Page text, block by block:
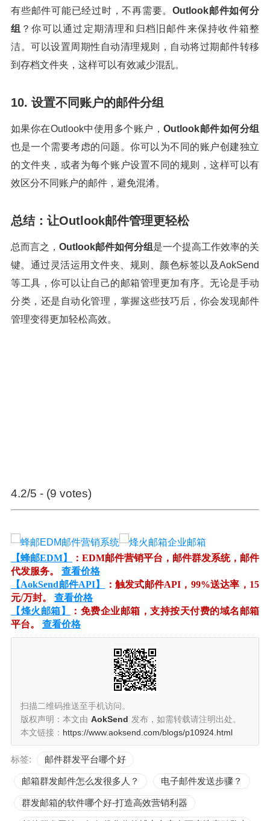
有些邮件可能已经过时，不再需要。Outlook邮件如何分
组 ？你可以通过定期清理和归档旧邮件来保持收件箱整
洁。可以设置周期性自动清理规则，自动将过期邮件转移
到存档文件夹，这样可以有效减少混乱。
10. 设置不同账户的邮件分组
如果你在Outlook中使用多个账户，Outlook邮件如何分组
也是一个需要考虑的问题。你可以为不同的账户创建独立
的文件夹，或者为每个账户设置不同的规则，这样可以有
效区分不同账户的邮件，避免混淆。
总结：让Outlook邮件管理更轻松
总而言之， Outlook邮件如何分组 是一个提高工作效率的关
键。通过灵活运用文件夹、规则、颜色标签以及AokSend
等工具，你可以让自己的邮箱管理更加有序。无论是手动
分类，还是自动化管理，掌握这些技巧后，你会发现邮件
管理变得更加轻松高效。
4.2/5 - (9 votes)
【蜂邮EDM】
：EDM邮件营销平台，邮件群发系统，邮件
代发服务。 查看价格
【AokSend邮件API】
：触发式邮件API，99%送达率，15
元/万封。 查看价格
【烽火邮箱】
：免费企业邮箱，支持按天付费的域名邮箱
平台。 查看价格
扫描二维码推送至手机访问。
版权声明：本文由 AokSend 发布，如需转载请注明出处。
本文链接： https://www.aoksend.com/blogs/p10924.html
标签: 邮件群发平台哪个好
邮箱群发邮件怎么发很多人？ 电子邮件发送步骤？
群发邮箱的软件哪个好-打造高效营销利器